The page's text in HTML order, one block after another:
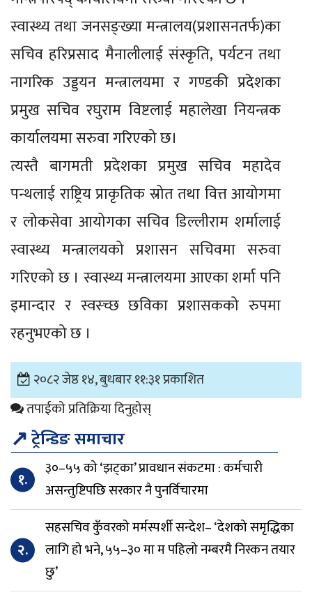
स्वास्थ्य तथा जनसङ्ख्या मन्त्रालय(प्रशासनतर्फ)का
सचिव हरिप्रसाद मैनालीलाई संस्कृति, पर्यटन तथा
नागरिक उड्डयन मन्त्रालयमा र गण्डकी प्रदेशका
प्रमुख सचिव रघुराम विष्टलाई महालेखा नियन्त्रक
कार्यालयमा सरुवा गरिएको छ।
त्यस्तै बागमती प्रदेशका प्रमुख सचिव महादेव
पन्थलाई राष्ट्रिय प्राकृतिक स्रोत तथा वित्त आयोगमा
र लोकसेवा आयोगका सचिव डिल्लीराम शर्मालाई
स्वास्थ्य मन्त्रालयको प्रशासन सचिवमा सरुवा
गरिएको छ । स्वास्थ्य मन्त्रालयमा आएका शर्मा पनि
इमान्दार र स्वस्च्छ छविका प्रशासकको रुपमा
रहनुभएको छ ।
२०८२ जेष्ठ १४, बुधबार ११:३१ प्रकाशित
तपाईको प्रतिक्रिया दिनुहोस्
↗ट्रेन्डिङ समाचार
१.
३०–५५ को ‘झट्का’ प्रावधान संकटमा : कर्मचारी
असन्तुष्टिपछि सरकार नै पुनर्विचारमा
२.
सहसचिव कुँवरको मर्मस्पर्शी सन्देश– ‘देशको समृद्धिका
लागि हो भने, ५५–३० मा म पहिलो नम्बरमै निस्कन तयार
छु’